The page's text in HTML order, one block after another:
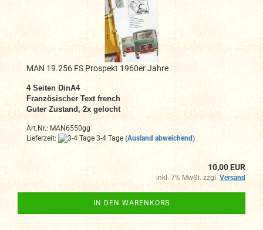
MAN 19.256 FS Prospekt 1960er Jahre
4 Seiten DinA4
Französischer Text french
Guter Zustand, 2x gelocht
Art.Nr.: MAN6550gg
Lieferzeit:
3-4 Tage (Ausland abweichend)
10,00 EUR
inkl. 7% MwSt. zzgl. Versand
IN DEN WARENKORB